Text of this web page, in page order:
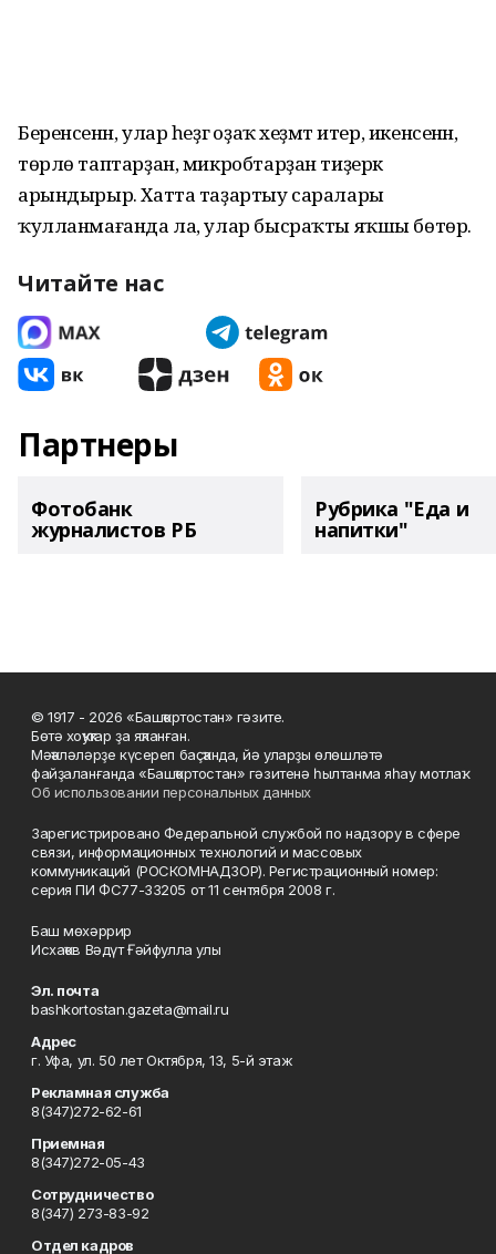
Беренсенән, улар һеҙгә оҙаҡ хеҙмәт итер, икенсенән,
төрлө таптарҙан, микробтарҙан тиҙерәк
арындырыр. Хатта таҙартыу саралары
ҡулланмағанда ла, улар бысраҡты яҡшы бөтөрә.
Читайте нас
Партнеры
Фотобанк
журналистов РБ
Рубрика "Еда и
напитки"
© 1917 - 2026 «Башҡортостан» гәзите.
Бөтә хоҡуҡтар ҙа яҡланған.
Мәҡәләләрҙе күсереп баҫҡанда, йә уларҙы өлөшләтә
файҙаланғанда «Башҡортостан» гәзитенә һылтанма яһау мотлаҡ.
Об использовании персональных данных
Зарегистрировано Федеральной службой по надзору в сфере
связи, информационных технологий и массовых
коммуникаций (РОСКОМНАДЗОР). Регистрационный номер:
серия ПИ ФС77-33205 от 11 сентября 2008 г.
Баш мөхәррир
Исхаҡов Вәдүт Ғәйфулла улы
Эл. почта
bashkortostan.gazeta@mail.ru
Адрес
г. Уфа, ул. 50 лет Октября, 13, 5-й этаж
Рекламная служба
8(347)272-62-61
Приемная
8(347)272-05-43
Сотрудничество
8(347) 273-83-92
Отдел кадров